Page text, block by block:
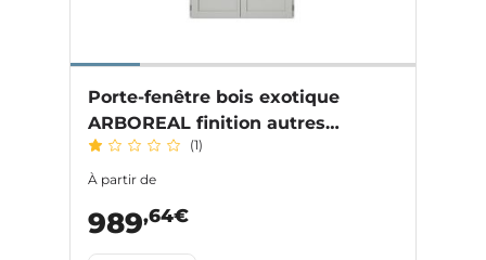
Porte-fenêtre bois exotique
ARBOREAL finition autres
couleurs
(1)
À partir de
989,64€